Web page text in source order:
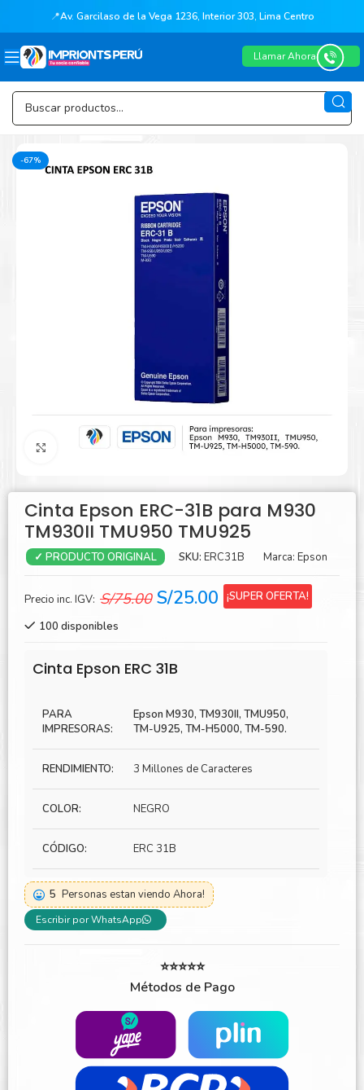
📍Av. Garcilaso de la Vega 1236, Interior 303, Lima Centro
Llamar Ahora
-67%
Agrandar
Cinta Epson ERC-31B para M930
TM930II TMU950 TMU925
✓ PRODUCTO ORIGINAL SKU: ERC31B Marca: Epson
Precio inc. IGV: S/75.00 El
era:
S/75.00.
S/25.00 El
¡SUPER OFERTA!
100 disponibles
Cinta Epson ERC 31B
PARA
IMPRESORAS:
Epson M930, TM930II, TMU950,
TM-U925, TM-H5000, TM-590.
RENDIMIENTO: 3 Millones de Caracteres
COLOR: NEGRO
CÓDIGO: ERC 31B
5 Personas estan viendo Ahora!
Escribir por WhatsApp
⭐⭐⭐⭐⭐
Métodos de Pago